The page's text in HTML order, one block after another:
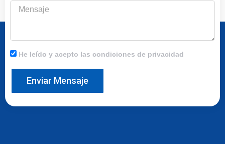
Mensaje
He leído y acepto las condiciones de privacidad
Enviar Mensaje